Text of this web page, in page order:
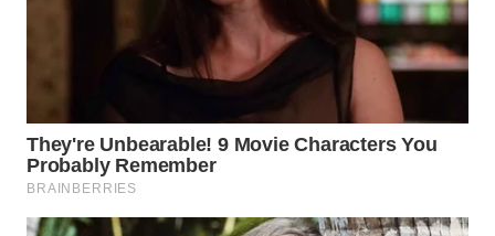
WN
PADANG